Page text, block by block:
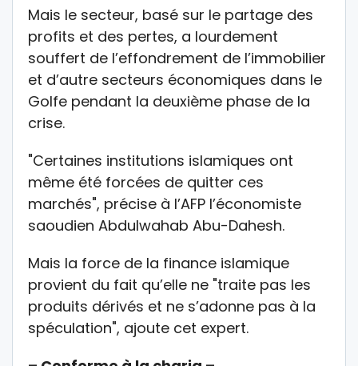
Mais le secteur, basé sur le partage des
profits et des pertes, a lourdement
souffert de l’effondrement de l’immobilier
et d’autre secteurs économiques dans le
Golfe pendant la deuxième phase de la
crise.
"Certaines institutions islamiques ont
même été forcées de quitter ces
marchés", précise à l’AFP l’économiste
saoudien Abdulwahab Abu-Dahesh.
Mais la force de la finance islamique
provient du fait qu’elle ne "traite pas les
produits dérivés et ne s’adonne pas à la
spéculation", ajoute cet expert.